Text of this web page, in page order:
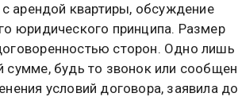
арендой квартиры, обсуждение
юридического принципа. Размер
сторон. Одно лишь
сумме, будь то звонок или
условий договора, заявила